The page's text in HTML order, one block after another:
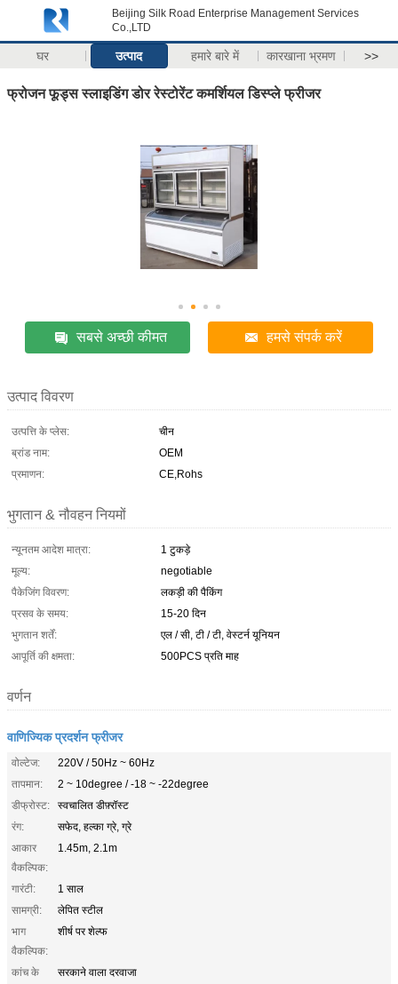
Beijing Silk Road Enterprise Management Services
Co.,LTD
घर उत्पाद हमारे बारे में कारखाना भ्रमण >>
फ्रोजन फूड्स स्लाइडिंग डोर रेस्टोरेंट कमर्शियल डिस्प्ले फ्रीजर
सबसे अच्छी कीमत हमसे संपर्क करें
उत्पाद विवरण
उत्पत्ति के प्लेस:
चीन
ब्रांड नाम:
OEM
प्रमाणन:
CE,Rohs
भुगतान & नौवहन नियमों
न्यूनतम आदेश मात्रा:
1 टुकड़े
मूल्य:
negotiable
पैकेजिंग विवरण:
लकड़ी की पैकिंग
प्रसव के समय:
15-20 दिन
भुगतान शर्तें:
एल / सी, टी / टी, वेस्टर्न यूनियन
आपूर्ति की क्षमता:
500PCS प्रति माह
वर्णन
वाणिज्यिक प्रदर्शन फ्रीजर
वोल्टेज:
220V / 50Hz ~ 60Hz
तापमान:
2 ~ 10degree / -18 ~ -22degree
डीफ्रोस्ट:
स्वचालित डीफ़्रॉस्ट
रंग:
सफेद, हल्का ग्रे, ग्रे
आकार
वैकल्पिक:
1.45m, 2.1m
गारंटी:
1 साल
सामग्री:
लेपित स्टील
भाग
वैकल्पिक:
शीर्ष पर शेल्फ
कांच के
सरकाने वाला दरवाजा